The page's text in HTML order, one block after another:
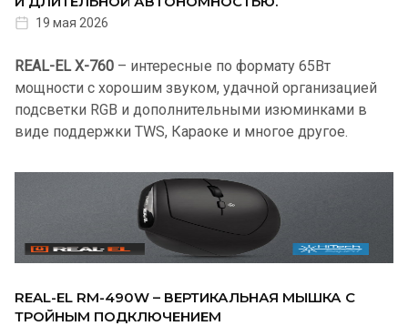
19 мая 2026
REAL-EL X-760 – интересные по формату 65Вт
мощности с хорошим звуком, удачной организацией
подсветки RGB и дополнительными изюминками в
виде поддержки TWS, Караоке и многое другое.
REAL-EL RM-490W – ВЕРТИКАЛЬНАЯ МЫШКА С
ТРОЙНЫМ ПОДКЛЮЧЕНИЕМ